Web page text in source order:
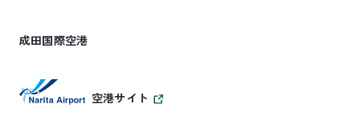
成田国際空港
空港サイト